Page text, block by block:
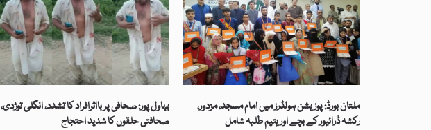
بہاول پور: صحافی پر بااثرافراد کا تشدد، انگلی توڑدی،
صحافتی حلقوں کا شدید احتجاج
ملتان بورڈ: پوزیشن ہولڈرز میں امام مسجد، مزدور،
رکشہ ڈرائیور کے بچے اور یتیم طلبہ شامل